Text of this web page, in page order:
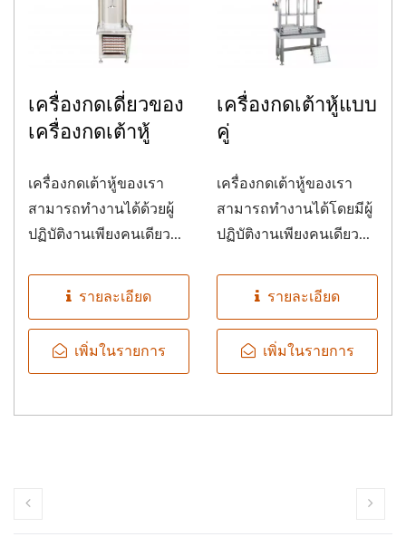
เครื่องกดเดี่ยวของ
เครื่องกดเต้าหู้
เครื่องกดเต้าหู้ของเรา
สามารถทำงานได้ด้วยผู้
ปฏิบัติงานเพียงคนเดียว...
รายละเอียด
เพิ่มในรายการ
เครื่องกดเต้าหู้แบบ
คู่
เครื่องกดเต้าหู้ของเรา
สามารถทำงานได้โดยมีผู้
ปฏิบัติงานเพียงคนเดียว...
รายละเอียด
เพิ่มในรายการ